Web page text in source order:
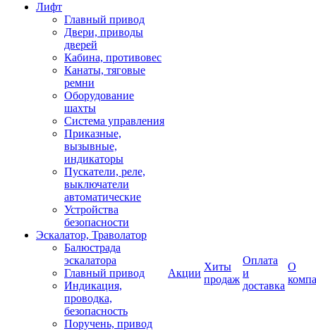
Лифт
Главный привод
Двери, приводы
дверей
Кабина, противовес
Канаты, тяговые
ремни
Оборудование
шахты
Система управления
Приказные,
вызывные,
индикаторы
Пускатели, реле,
выключатели
автоматические
Устройства
безопасности
Эскалатор, Траволатор
Балюстрада
эскалатора
Главный привод
Индикация,
проводка,
безопасность
Поручень, привод
Акции
Хиты
продаж
Оплата
и
доставка
О